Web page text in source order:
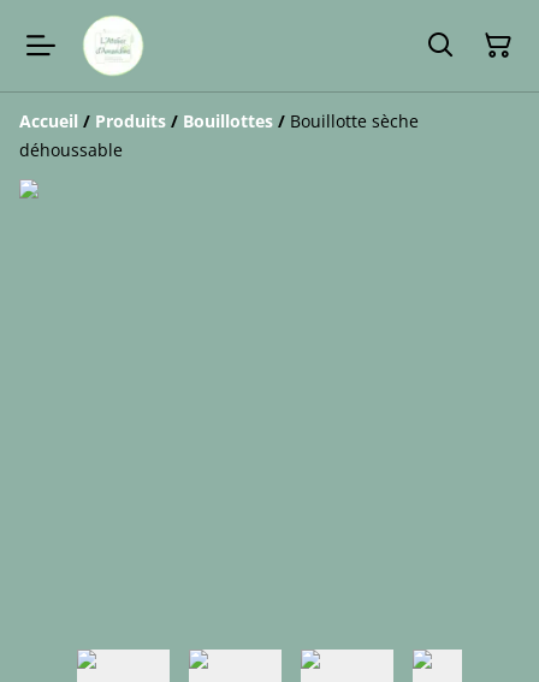
Accueil / Produits / Bouillottes / Bouillotte sèche
déhoussable